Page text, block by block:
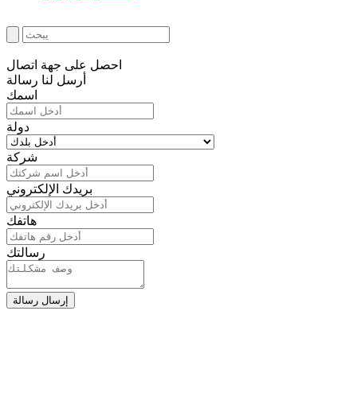
احصل على جهة اتصال
أرسل لنا رسالة
اسمك
دولة
شركة
بريدك الإلكتروني
هاتفك
رسالتك
إرسال رسالة